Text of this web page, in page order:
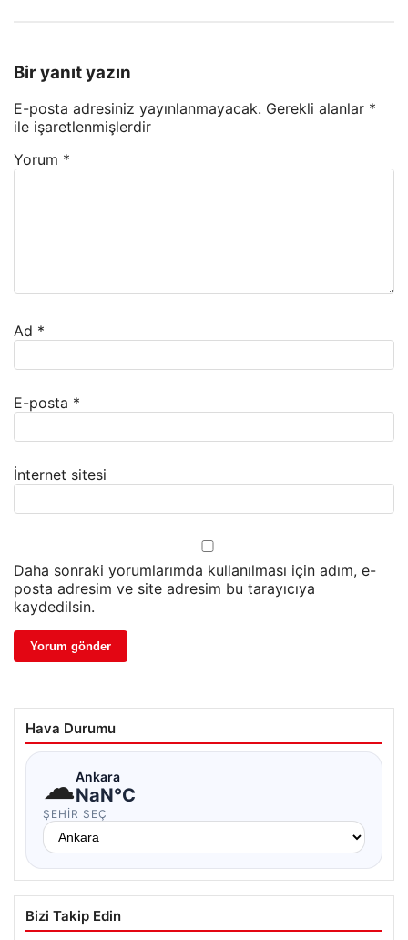
Bir yanıt yazın
E-posta adresiniz yayınlanmayacak. Gerekli alanlar *
ile işaretlenmişlerdir
Yorum *
Ad *
E-posta *
İnternet sitesi
Daha sonraki yorumlarımda kullanılması için adım, e-
posta adresim ve site adresim bu tarayıcıya
kaydedilsin.
Hava Durumu
☁Ankara
NaN°C
ŞEHIR SEÇ
Bizi Takip Edin